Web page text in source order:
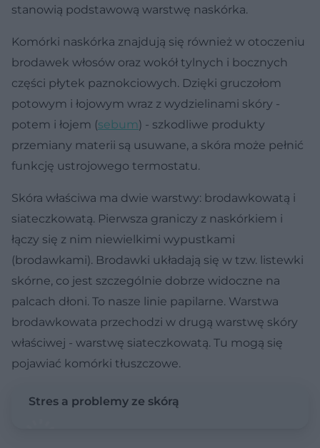
stanowią podstawową warstwę naskórka.
Komórki naskórka znajdują się również w otoczeniu
brodawek włosów oraz wokół tylnych i bocznych
części płytek paznokciowych. Dzięki gruczołom
potowym i łojowym wraz z wydzielinami skóry -
potem i łojem (sebum) - szkodliwe produkty
przemiany materii są usuwane, a skóra może pełnić
funkcję ustrojowego termostatu.
Skóra właściwa ma dwie warstwy: brodawkowatą i
siateczkowatą. Pierwsza graniczy z naskórkiem i
łączy się z nim niewielkimi wypustkami
(brodawkami). Brodawki układają się w tzw. listewki
skórne, co jest szczególnie dobrze widoczne na
palcach dłoni. To nasze linie papilarne. Warstwa
brodawkowata przechodzi w drugą warstwę skóry
właściwej - warstwę siateczkowatą. Tu mogą się
pojawiać komórki tłuszczowe.
Stres a problemy ze skórą